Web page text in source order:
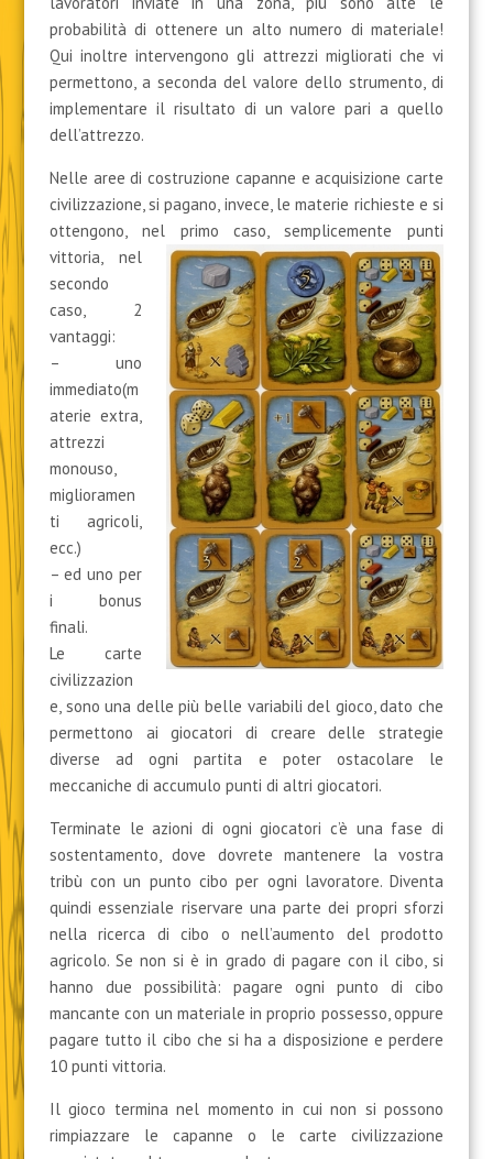
probabilità di ottenere un alto numero di materiale!
Qui inoltre intervengono gli attrezzi migliorati che vi
permettono, a seconda del valore dello strumento, di
implementare il risultato di un valore pari a quello
dell’attrezzo.
Nelle aree di costruzione capanne e acquisizione carte
civilizzazione, si pagano, invece, le materie richieste e si
ottengono, nel primo caso, semplicemente punti
vittoria, nel
secondo
caso, 2
vantaggi:
– uno
immediato(m
aterie extra,
attrezzi
monouso,
miglioramen
ti agricoli,
ecc.)
– ed uno per
i bonus
finali.
Le carte
civilizzazion
e, sono una delle più belle variabili del gioco, dato che
permettono ai giocatori di creare delle strategie
diverse ad ogni partita e poter ostacolare le
meccaniche di accumulo punti di altri giocatori.
Terminate le azioni di ogni giocatori c’è una fase di
sostentamento, dove dovrete mantenere la vostra
tribù con un punto cibo per ogni lavoratore. Diventa
quindi essenziale riservare una parte dei propri sforzi
nella ricerca di cibo o nell’aumento del prodotto
agricolo. Se non si è in grado di pagare con il cibo, si
hanno due possibilità: pagare ogni punto di cibo
mancante con un materiale in proprio possesso, oppure
pagare tutto il cibo che si ha a disposizione e perdere
10 punti vittoria.
Il gioco termina nel momento in cui non si possono
rimpiazzare le capanne o le carte civilizzazione